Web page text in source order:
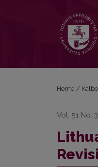
Home /
Vol. 51 No.